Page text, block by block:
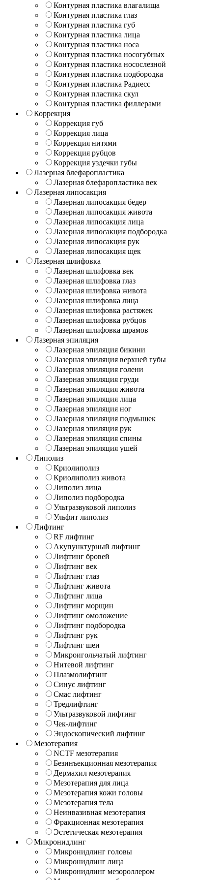
Контурная пластика влагалища
Контурная пластика глаз
Контурная пластика губ
Контурная пластика лица
Контурная пластика носа
Контурная пластика носогубных
Контурная пластика носослезной
Контурная пластика подбородка
Контурная пластика Радиесс
Контурная пластика скул
Контурная пластика филлерами
Коррекция
Коррекция губ
Коррекция лица
Коррекция нитями
Коррекция рубцов
Коррекция уздечки губы
Лазерная блефаропластика
Лазерная блефаропластика век
Лазерная липосакция
Лазерная липосакция бедер
Лазерная липосакция живота
Лазерная липосакция лица
Лазерная липосакция подбородка
Лазерная липосакция рук
Лазерная липосакция щек
Лазерная шлифовка
Лазерная шлифовка век
Лазерная шлифовка глаз
Лазерная шлифовка живота
Лазерная шлифовка лица
Лазерная шлифовка растяжек
Лазерная шлифовка рубцов
Лазерная шлифовка шрамов
Лазерная эпиляция
Лазерная эпиляция бикини
Лазерная эпиляция верхней губы
Лазерная эпиляция голени
Лазерная эпиляция груди
Лазерная эпиляция живота
Лазерная эпиляция лица
Лазерная эпиляция ног
Лазерная эпиляция подмышек
Лазерная эпиляция рук
Лазерная эпиляция спины
Лазерная эпиляция ушей
Липолиз
Криолиполиз
Криолиполиз живота
Липолиз лица
Липолиз подбородка
Ультразвуковой липолиз
Ульфит липолиз
Лифтинг
RF лифтинг
Акупунктурный лифтинг
Лифтинг бровей
Лифтинг век
Лифтинг глаз
Лифтинг живота
Лифтинг лица
Лифтинг морщин
Лифтинг омоложение
Лифтинг подбородка
Лифтинг рук
Лифтинг шеи
Микроигольчатый лифтинг
Нитевой лифтинг
Плазмолифтинг
Синус лифтинг
Смас лифтинг
Тредлифтинг
Ультразвуковой лифтинг
Чек-лифтинг
Эндоскопический лифтинг
Мезотерапия
NCTF мезотерапия
Безинъекционная мезотерапия
Дермахил мезотерапия
Мезотерапия для лица
Мезотерапия кожи головы
Мезотерапия тела
Неинвазивная мезотерапия
Фракционная мезотерапия
Эстетическая мезотерапия
Микронидлинг
Микронидлинг головы
Микронидлинг лица
Микронидлинг мезороллером